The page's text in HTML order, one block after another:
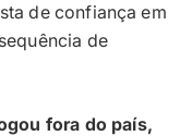
de confiança em
de
fora do país,